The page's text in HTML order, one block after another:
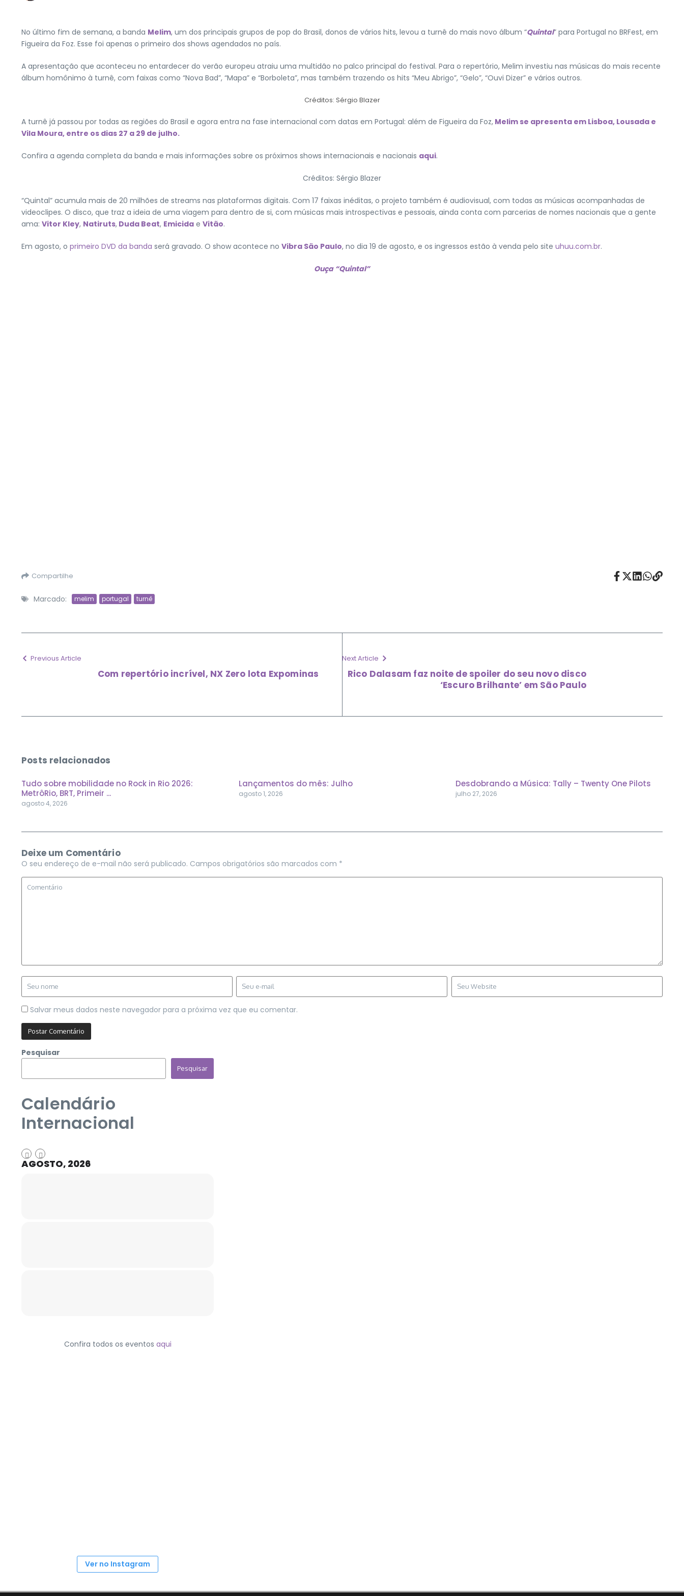
No último fim de semana, a banda Melim, um dos principais grupos de pop do Brasil, donos de vários hits, levou a turnê do mais novo álbum “Quintal” para Portugal no BRFest, em
Figueira da Foz. Esse foi apenas o primeiro dos shows agendados no país.
A apresentação que aconteceu no entardecer do verão europeu atraiu uma multidão no palco principal do festival. Para o repertório, Melim investiu nas músicas do mais recente
álbum homônimo à turnê, com faixas como “Nova Bad”, “Mapa” e “Borboleta”, mas também trazendo os hits “Meu Abrigo”, “Gelo”, “Ouvi Dizer” e vários outros.
Créditos: Sérgio Blazer
A turnê já passou por todas as regiões do Brasil e agora entra na fase internacional com datas em Portugal: além de Figueira da Foz, Melim se apresenta em Lisboa, Lousada e
Vila Moura, entre os dias 27 a 29 de julho.
Confira a agenda completa da banda e mais informações sobre os próximos shows internacionais e nacionais aqui.
Créditos: Sérgio Blazer
“Quintal” acumula mais de 20 milhões de streams nas plataformas digitais. Com 17 faixas inéditas, o projeto também é audiovisual, com todas as músicas acompanhadas de
videoclipes. O disco, que traz a ideia de uma viagem para dentro de si, com músicas mais introspectivas e pessoais, ainda conta com parcerias de nomes nacionais que a gente
ama: Vitor Kley, Natiruts, Duda Beat, Emicida e Vitão.
Em agosto, o primeiro DVD da banda será gravado. O show acontece no Vibra São Paulo, no dia 19 de agosto, e os ingressos estão à venda pelo site uhuu.com.br.
Ouça “Quintal”
Compartilhe
Marcado: melim portugal turnê
Previous Article
Com repertório incrível, NX Zero lota Expominas
Next Article
Rico Dalasam faz noite de spoiler do seu novo disco
‘Escuro Brilhante’ em São Paulo
Posts relacionados
Tudo sobre mobilidade no Rock in Rio 2026:
MetrôRio, BRT, Primeir ...
agosto 4, 2026
Lançamentos do mês: Julho
agosto 1, 2026
Desdobrando a Música: Tally – Twenty One Pilots
julho 27, 2026
Deixe um Comentário
O seu endereço de e-mail não será publicado. Campos obrigatórios são marcados com *
Salvar meus dados neste navegador para a próxima vez que eu comentar.
Pesquisar
Pesquisar
Calendário
Internacional
AGOSTO, 2026
Confira todos os eventos aqui
Ver no Instagram